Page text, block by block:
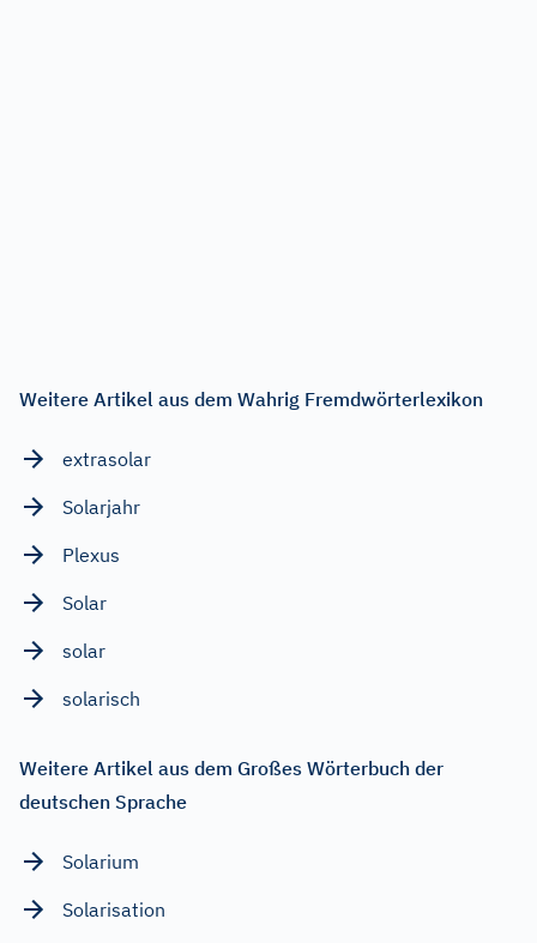
Weitere Artikel aus dem Wahrig Fremdwörterlexikon
extrasolar
Solarjahr
Plexus
Solar
solar
solarisch
Weitere Artikel aus dem Großes Wörterbuch der
deutschen Sprache
Solarium
Solarisation